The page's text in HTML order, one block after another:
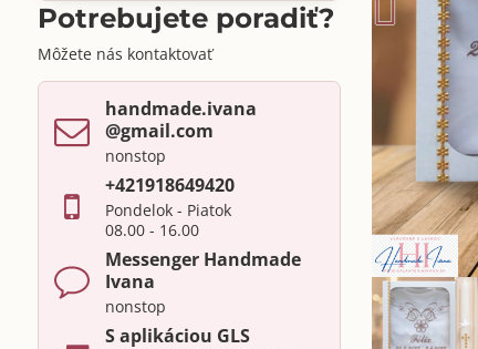
Potrebujete poradiť?
Môžete nás kontaktovať
handmade​.ivana ​
@gmail​.com
nonstop
+421918649420
Pondelok - Piatok
08.00 - 16.00
Messenger Handmade
Ivana
nonstop
S aplikáciou GLS